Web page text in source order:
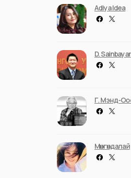
Adiya Idea
D. Sainbayar
Г. Мэнд-
Мөнгөндалай